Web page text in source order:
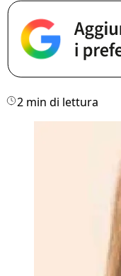
2 min di lettura